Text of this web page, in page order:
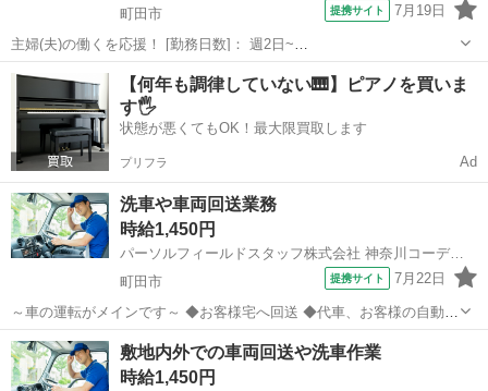
町田市
提携サイト 7月19日
主婦(夫)の働くを応援！ [勤務日数]： 週2日~
08:00~15:00/08:00~18:00/22:00~07:00/22:00~08:00 月/火/水/木/金/土/
日 などから選べます [勤務地・最寄駅]： 東京...
東京 町田市 配送
【何年も調律していない🎹】ピアノを買いま
す🖐️
状態が悪くてもOK！最大限買取します
プリフラ Ad
洗車や車両回送業務
時給1,450円
パーソルフィールドスタッフ株式会社 神奈川コーディネートセンター
町田市
提携サイト 7月22日
～車の運転がメインです～ ◆お客様宅へ回送 ◆代車、お客様の自動車
を運転 ◆洗車機の操作 ◆洗車後のふき上げと車内清掃 ◆※車種：軽
自動車～ミニバン ◆車が好きなあなたにピッタリ◎ ◆ひとりで外回り
♪ ◆車の回送がメイ...
東京 町田市 配送
敷地内外での車両回送や洗車作業
時給1,450円